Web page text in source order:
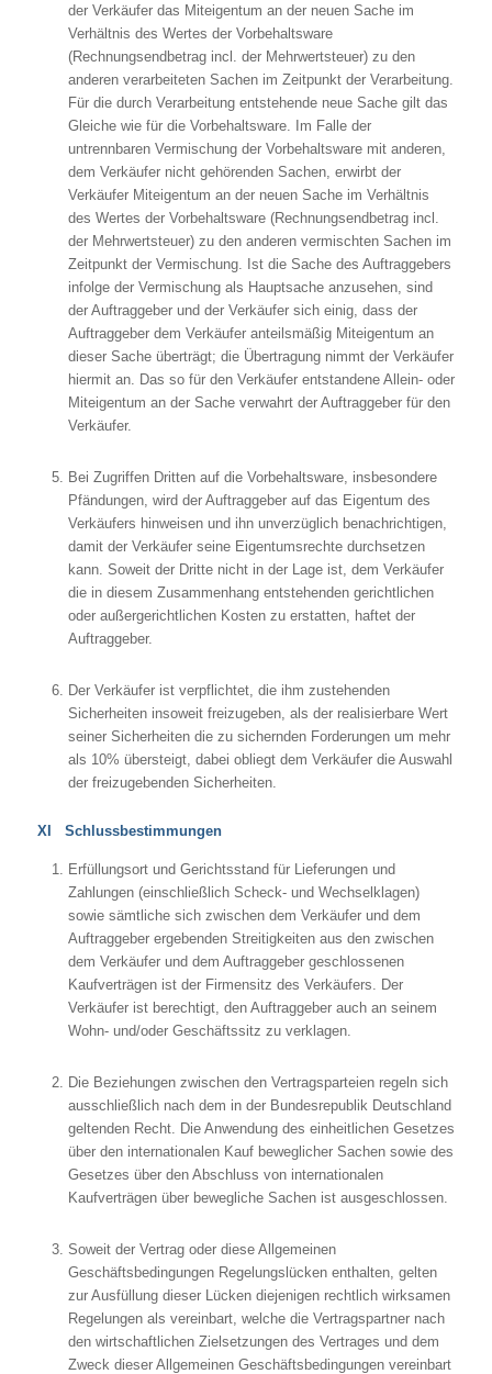
der Verkäufer das Miteigentum an der neuen Sache im
Verhältnis des Wertes der Vorbehaltsware
(Rechnungsendbetrag incl. der Mehrwertsteuer) zu den
anderen verarbeiteten Sachen im Zeitpunkt der Verarbeitung.
Für die durch Verarbeitung entstehende neue Sache gilt das
Gleiche wie für die Vorbehaltsware. Im Falle der
untrennbaren Vermischung der Vorbehaltsware mit anderen,
dem Verkäufer nicht gehörenden Sachen, erwirbt der
Verkäufer Miteigentum an der neuen Sache im Verhältnis
des Wertes der Vorbehaltsware (Rechnungsendbetrag incl.
der Mehrwertsteuer) zu den anderen vermischten Sachen im
Zeitpunkt der Vermischung. Ist die Sache des Auftraggebers
infolge der Vermischung als Hauptsache anzusehen, sind
der Auftraggeber und der Verkäufer sich einig, dass der
Auftraggeber dem Verkäufer anteilsmäßig Miteigentum an
dieser Sache überträgt; die Übertragung nimmt der Verkäufer
hiermit an. Das so für den Verkäufer entstandene Allein- oder
Miteigentum an der Sache verwahrt der Auftraggeber für den
Verkäufer.
Bei Zugriffen Dritten auf die Vorbehaltsware, insbesondere
Pfändungen, wird der Auftraggeber auf das Eigentum des
Verkäufers hinweisen und ihn unverzüglich benachrichtigen,
damit der Verkäufer seine Eigentumsrechte durchsetzen
kann. Soweit der Dritte nicht in der Lage ist, dem Verkäufer
die in diesem Zusammenhang entstehenden gerichtlichen
oder außergerichtlichen Kosten zu erstatten, haftet der
Auftraggeber.
Der Verkäufer ist verpflichtet, die ihm zustehenden
Sicherheiten insoweit freizugeben, als der realisierbare Wert
seiner Sicherheiten die zu sichernden Forderungen um mehr
als 10% übersteigt, dabei obliegt dem Verkäufer die Auswahl
der freizugebenden Sicherheiten.
XI Schlussbestimmungen
Erfüllungsort und Gerichtsstand für Lieferungen und
Zahlungen (einschließlich Scheck- und Wechselklagen)
sowie sämtliche sich zwischen dem Verkäufer und dem
Auftraggeber ergebenden Streitigkeiten aus den zwischen
dem Verkäufer und dem Auftraggeber geschlossenen
Kaufverträgen ist der Firmensitz des Verkäufers. Der
Verkäufer ist berechtigt, den Auftraggeber auch an seinem
Wohn- und/oder Geschäftssitz zu verklagen.
Die Beziehungen zwischen den Vertragsparteien regeln sich
ausschließlich nach dem in der Bundesrepublik Deutschland
geltenden Recht. Die Anwendung des einheitlichen Gesetzes
über den internationalen Kauf beweglicher Sachen sowie des
Gesetzes über den Abschluss von internationalen
Kaufverträgen über bewegliche Sachen ist ausgeschlossen.
Soweit der Vertrag oder diese Allgemeinen
Geschäftsbedingungen Regelungslücken enthalten, gelten
zur Ausfüllung dieser Lücken diejenigen rechtlich wirksamen
Regelungen als vereinbart, welche die Vertragspartner nach
den wirtschaftlichen Zielsetzungen des Vertrages und dem
Zweck dieser Allgemeinen Geschäftsbedingungen vereinbart